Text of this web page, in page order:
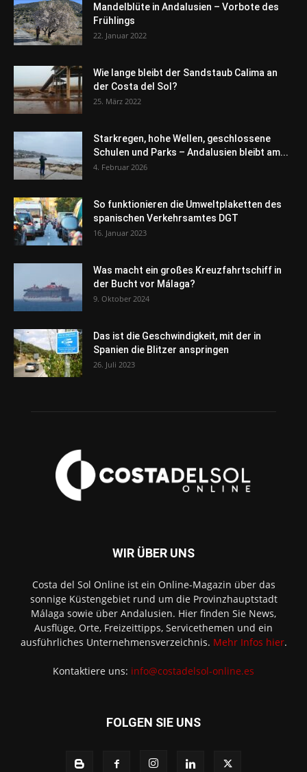
Mandelblüte in Andalusien – Vorbote des
Frühlings
22. Januar 2022
Wie lange bleibt der Sandstaub Calima an
der Costa del Sol?
25. März 2022
Starkregen, hohe Wellen, geschlossene
Schulen und Parks – Andalusien bleibt am...
4. Februar 2026
So funktionieren die Umweltplaketten des
spanischen Verkehrsamtes DGT
16. Januar 2023
Was macht ein großes Kreuzfahrtschiff in
der Bucht vor Málaga?
9. Oktober 2024
Das ist die Geschwindigkeit, mit der in
Spanien die Blitzer anspringen
26. Juli 2023
WIR ÜBER UNS
Costa del Sol Online ist ein Online-Magazin über das
sonnige Küstengebiet rund um die Provinzhauptstadt
Málaga sowie über Andalusien. Hier finden Sie News,
Ausflüge, Orte, Freizeittipps, Servicethemen und ein
ausführliches Unternehmensverzeichnis. Mehr Infos hier.
Kontaktiere uns: info@costadelsol-online.es
FOLGEN SIE UNS